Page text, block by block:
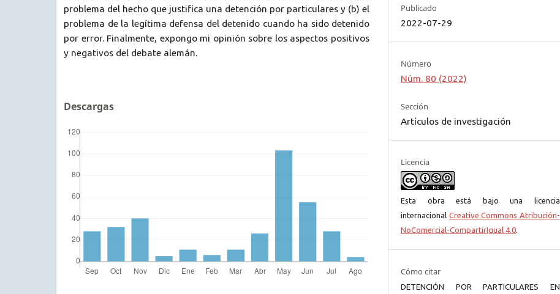
problema del hecho que justifica una detención por particulares y (b) el
problema de la legítima defensa del detenido cuando ha sido detenido
por error. Finalmente, expongo mi opinión sobre los aspectos positivos
y negativos del debate alemán.
Descargas
Publicado
2022-07-29
Número
Núm. 80 (2022)
Sección
Artículos de investigación
Licencia
Esta obra está bajo una licencia
internacional Creative Commons Atribución-
NoComercial-CompartirIgual 4.0.
Cómo citar
DETENCIÓN POR PARTICULARES EN